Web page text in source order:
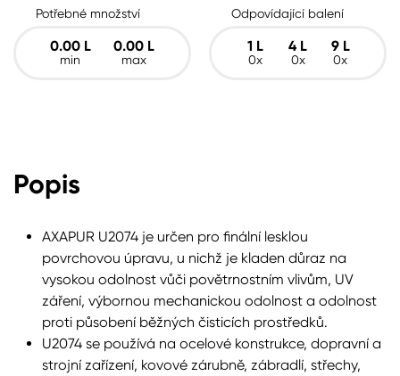
Potřebné množství
0.00L
min
0.00 L
max
Odpovídající balení
1 L
0x
4 L
0x
9L
0x
Popis
AXAPUR U2074 je určen pro finální lesklou
povrchovou úpravu, u nichž je kladen důraz na
vysokou odolnost vůči povětrnostním vlivům, UV
záření, výbornou mechanickou odolnost a odolnost
proti působení běžných čisticích prostředků.
U2074 se používá na ocelové konstrukce, dopravní a
strojní zařízení, kovové zárubně, zábradlí, střechy,